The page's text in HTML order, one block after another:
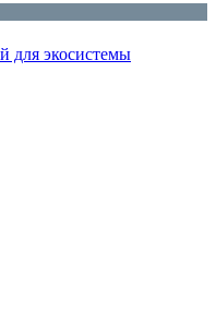
для экосистемы